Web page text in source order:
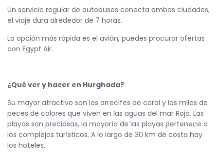
Un servicio regular de autobuses conecta ambas ciudades,
el viaje dura alrededor de 7 horas.
La opción más rápida es el avión, puedes procurar ofertas
con Egypt Air.
¿Qué ver y hacer en Hurghada?
Su mayor atractivo son los arrecifes de coral y los miles de
peces de colores que viven en las aguas del mar Rojo, Las
playas son preciosas, la mayoría de las playas pertenece a
los complejos turísticos. A lo largo de 30 km de costa hay
los hoteles.